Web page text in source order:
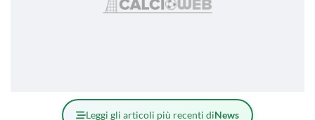
Leggi gli articoli più recenti diNews